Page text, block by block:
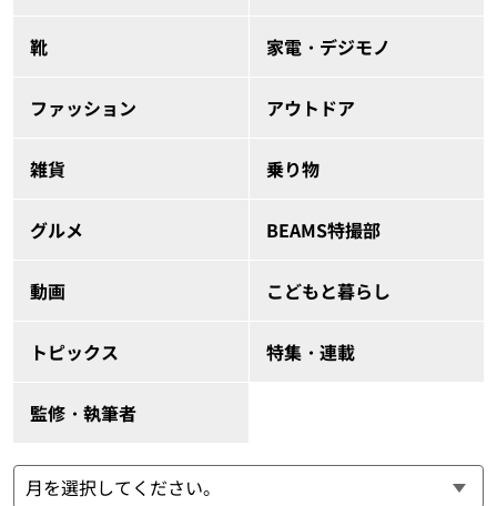
靴 家電・デジモノ
ファッション アウトドア
雑貨 乗り物
グルメ BEAMS特撮部
動画 こどもと暮らし
トピックス 特集・連載
監修・執筆者